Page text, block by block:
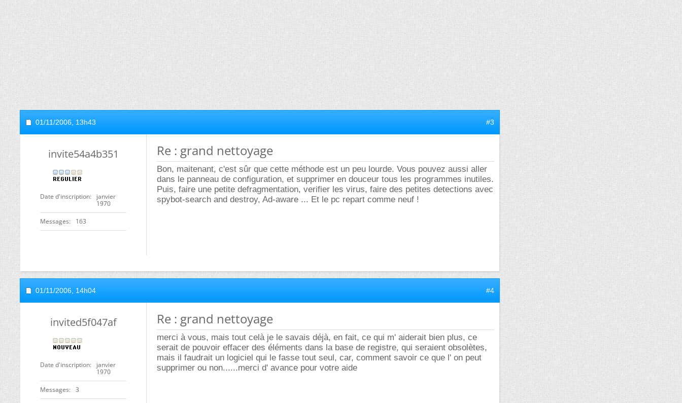
01/11/2006, 13h43 #3
invite54a4b351
Date d'inscription
janvier
1970
Messages 163
Re : grand nettoyage
Bon, maitenant, c'est sûr que cette méthode est un peu lourde. Vous pouvez aussi aller
dans le panneau de configuration, et supprimer en douceur tous les programmes inutiles.
Puis, faire une petite defragmentation, verifier les virus, faire des petites detections avec
spybot-search and destroy, Ad-aware ... Et le pc repart comme neuf !
01/11/2006, 14h04 #4
invited5f047af
Date d'inscription
janvier
1970
Messages 3
Re : grand nettoyage
merci à vous, mais tout celà je le savais déjà, en fait, ce qui m' aiderait bien plus, ce
serait de pouvoir effacer des éléments dans la base de registre, qui seraient obsolètes,
mais il faudrait un logiciel qui le fasse tout seul, car, comment savoir ce que l' on peut
supprimer ou non......merci d' avance pour votre aide